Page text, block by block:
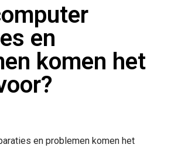
en
komen het
en problemen komen het